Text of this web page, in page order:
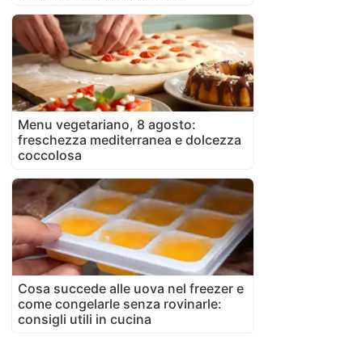
Menu vegetariano, 8 agosto:
freschezza mediterranea e dolcezza
coccolosa
Cosa succede alle uova nel freezer e
come congelarle senza rovinarle:
consigli utili in cucina